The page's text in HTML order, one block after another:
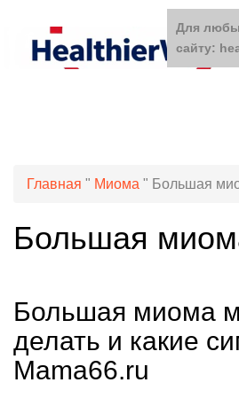
Главная " Миома " Большая
Большая
Большая миома
делать и какие
Mama66.ru
Для
сайту: